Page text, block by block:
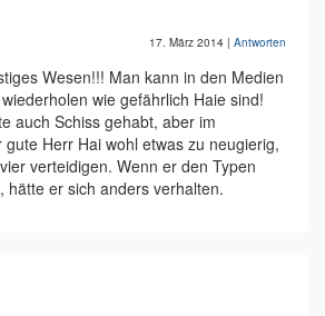
17. März 2014 | Antworten
Wesen!!! Man kann in den Medien
wie gefährlich Haie sind!
auch Schiss gehabt, aber im
gute Herr Hai wohl etwas zu neugierig,
verteidigen. Wenn er den Typen
hätte er sich anders verhalten.